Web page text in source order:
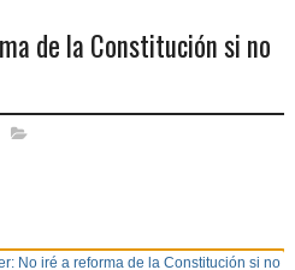
de la Constitución si no